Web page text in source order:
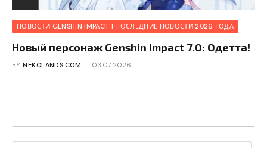
НОВОСТИ GENSHIN IMPACT | ПОСЛЕДНИЕ НОВОСТИ 2026 ГОДА
Новый персонаж Genshin Impact 7.0: Одетта!
BY NEKOLANDS.COM 03.07.2026